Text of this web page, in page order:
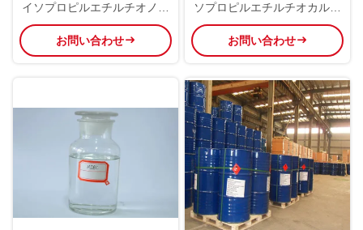
イソプロピルエチルチオノカ
ルバマート級の化合物 化学製
造プロセスに適した
お問い合わせ
ソプロピルエチルチオカルバ
メート T/T 支払いと高販売
お問い合わせ